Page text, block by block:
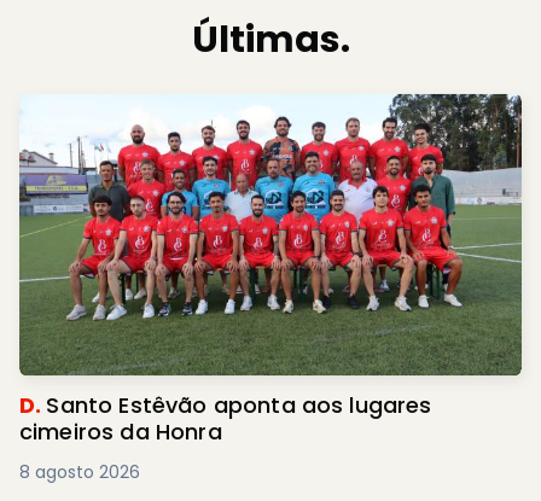
Últimas.
D. Santo Estêvão aponta aos lugares
cimeiros da Honra
8 agosto 2026